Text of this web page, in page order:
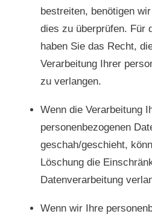
bestreiten, benötigen
dies zu überprüfen. Für
haben Sie das Recht,
Verarbeitung Ihrer
zu verlangen.
Wenn die Verarbeitung
personenbezogenen
geschah/geschieht,
Löschung die
Datenverarbeitung
Wenn wir Ihre